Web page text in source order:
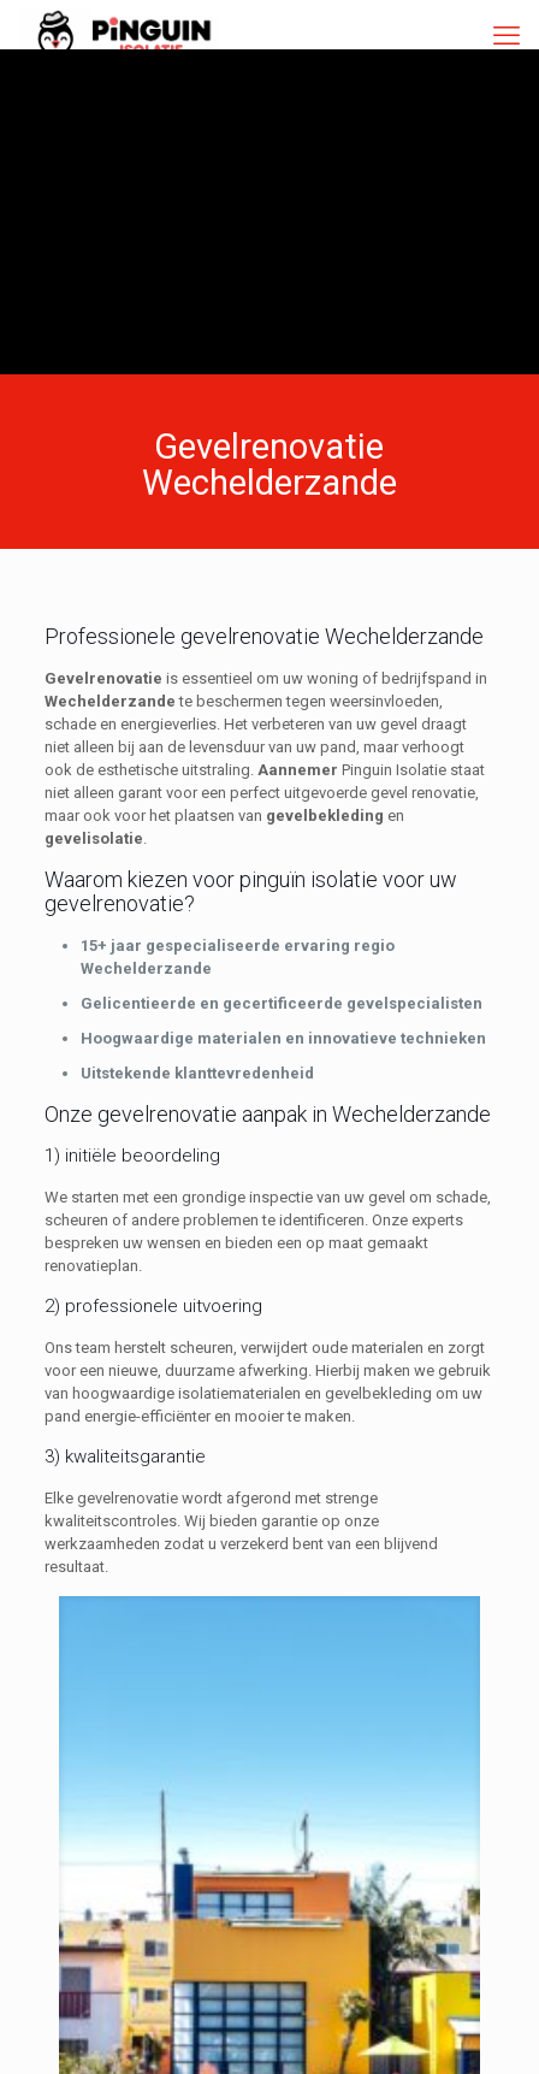
Gevelrenovatie
Wechelderzande
Professionele gevelrenovatie Wechelderzande
Gevelrenovatie is essentieel om uw woning of bedrijfspand in
Wechelderzande te beschermen tegen weersinvloeden,
schade en energieverlies. Het verbeteren van uw gevel draagt
niet alleen bij aan de levensduur van uw pand, maar verhoogt
ook de esthetische uitstraling. Aannemer Pinguin Isolatie staat
niet alleen garant voor een perfect uitgevoerde gevel renovatie,
maar ook voor het plaatsen van gevelbekleding en
gevelisolatie
Waarom kiezen voor pinguïn isolatie voor uw
gevelrenovatie?
15+ jaar gespecialiseerde ervaring regio
Wechelderzande
Gelicentieerde en gecertificeerde gevelspecialisten
Hoogwaardige materialen en innovatieve technieken
Uitstekende klanttevredenheid
Onze gevelrenovatie aanpak in Wechelderzande
1) initiële beoordeling
We starten met een grondige inspectie van uw gevel om schade,
scheuren of andere problemen te identificeren. Onze experts
bespreken uw wensen en bieden een op maat gemaakt
renovatieplan.
2) professionele uitvoering
Ons team herstelt scheuren, verwijdert oude materialen en zorgt
voor een nieuwe, duurzame afwerking. Hierbij maken we gebruik
van hoogwaardige isolatiematerialen en gevelbekleding om uw
pand energie-efficiënter en mooier te maken.
3) kwaliteitsgarantie
Elke gevelrenovatie wordt afgerond met strenge
kwaliteitscontroles. Wij bieden garantie op onze
werkzaamheden zodat u verzekerd bent van een blijvend
resultaat.